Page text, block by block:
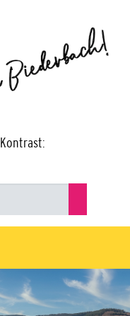
Kontrast: